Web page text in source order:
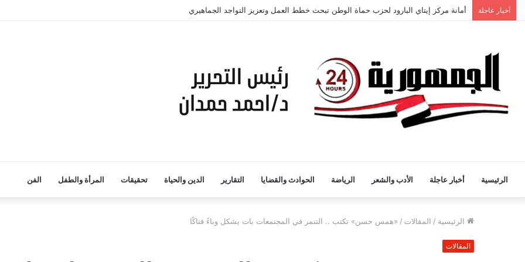
أخبار عاجلة أمانة مركز إيتاي البارود لحزب حماة الوطن تبحث خطط العمل وتعزيز التواجد الجماهيري
الرئيسية أخبار عاجلة الأدب والشعر الرياضة الحوادث والقضايا التقارير الدين والحياة تحقيقات المرأة والطفل الفن
الرئيسية / المقالات / «همس حسن» تكتب .. التنمر في المجتمعات بات يشكل وباءً فتاكًا
المقالات